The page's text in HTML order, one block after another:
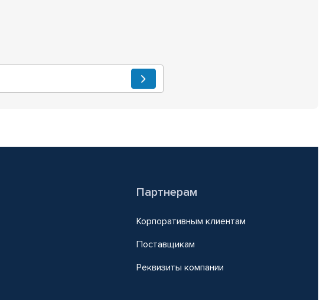
Партнерам
Корпоративным клиентам
Поставщикам
Реквизиты компании